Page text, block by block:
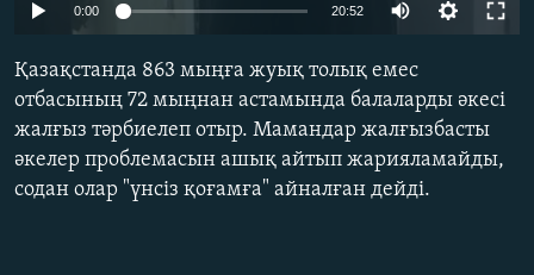
Басқа тілдерде
Auto 240p 360p
0:00 20:52
480p
Қазақстанда 863 мыңға жуық толық емес
отбасының 72 мыңнан астамында балаларды әкесі
жалғыз тәрбиелеп отыр. Мамандар жалғызбасты
әкелер проблемасын ашық айтып жарияламайды,
содан олар "үнсіз қоғамға" айналған дейді.